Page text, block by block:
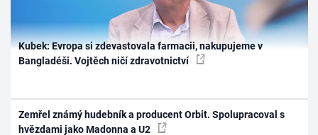
Kubek: Evropa si zdevastovala farmacii, nakupujeme v
Bangladéši. Vojtěch ničí zdravotnictví
Zemřel známý hudebník a producent Orbit. Spolupracoval s
hvězdami jako Madonna a U2